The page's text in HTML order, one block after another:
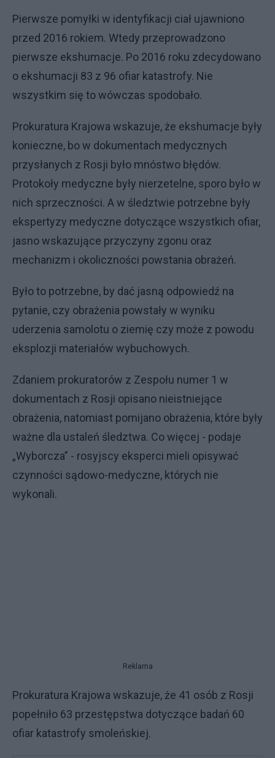
Pierwsze pomyłki w identyfikacji ciał ujawniono
przed 2016 rokiem. Wtedy przeprowadzono
pierwsze ekshumacje. Po 2016 roku zdecydowano
o ekshumacji 83 z 96 ofiar katastrofy. Nie
wszystkim się to wówczas spodobało.
Prokuratura Krajowa wskazuje, że ekshumacje były
konieczne, bo w dokumentach medycznych
przysłanych z Rosji było mnóstwo błędów.
Protokoły medyczne były nierzetelne, sporo było w
nich sprzeczności. A w śledztwie potrzebne były
ekspertyzy medyczne dotyczące wszystkich ofiar,
jasno wskazujące przyczyny zgonu oraz
mechanizm i okoliczności powstania obrażeń.
Było to potrzebne, by dać jasną odpowiedź na
pytanie, czy obrażenia powstały w wyniku
uderzenia samolotu o ziemię czy może z powodu
eksplozji materiałów wybuchowych.
Zdaniem prokuratorów z Zespołu numer 1 w
dokumentach z Rosji opisano nieistniejące
obrażenia, natomiast pomijano obrażenia, które były
ważne dla ustaleń śledztwa. Co więcej - podaje
„Wyborcza” - rosyjscy eksperci mieli opisywać
czynności sądowo-medyczne, których nie
wykonali.
Reklama
Prokuratura Krajowa wskazuje, że 41 osób z Rosji
popełniło 63 przestępstwa dotyczące badań 60
ofiar katastrofy smoleńskiej.